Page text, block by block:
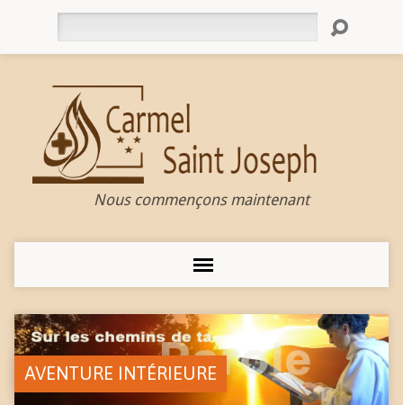
Nous commençons maintenant
AVENTURE INTÉRIEURE